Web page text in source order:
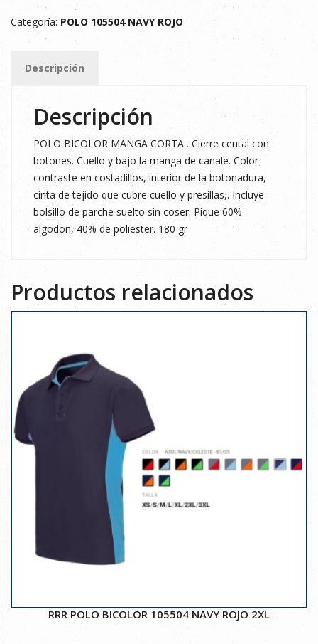
105504
NAVY
ROJO
cantidad
Categoría: POLO 105504 NAVY ROJO
Descripción
Descripción
POLO BICOLOR MANGA CORTA . Cierre cental con
botones. Cuello y bajo la manga de canale. Color
contraste en costadillos, interior de la botonadura,
cinta de tejido que cubre cuello y presillas,. Incluye
bolsillo de parche suelto sin coser. Pique 60%
algodon, 40% de poliester. 180 gr
Productos relacionados
RRR POLO BICOLOR 105504 NAVY ROJO 2XL